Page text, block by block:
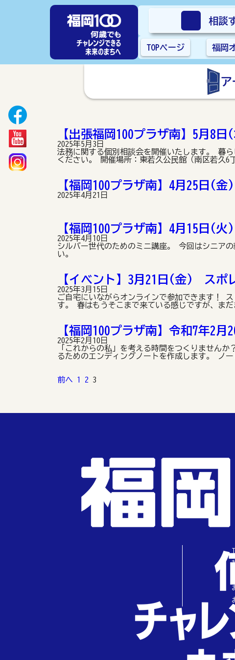
相談
TOPページ 福岡
【出張福岡100プラザ南】5月8
2025年5月3日
法務に関する個別相談会を開催いたします。 暮
ください。 開催場所：東若久公民館（南区若久6
【福岡100プラザ南】4月25日(
2025年4月21日
【福岡100プラザ南】4月15日(
2025年4月10日
シルバー世代のためのミニ講座。 今回はシニア
い。
【イベント】3月21日(金) ス
2025年3月15日
ご自宅にいながらオンラインで参加できます！
す。 春はもうそこまで来ている感じですが、ま
【福岡100プラザ南】令和7年2
2025年2月10日
「これからの私」を考える時間をつくりません
るためのエンディングノートを作成します。 ノ
投
ペ
前へ 1 2 3